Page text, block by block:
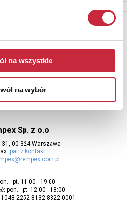
na wszystkie
na wybór
o nowych aukcjach, prosimy podać
adres e-mail
Sp. z o.o
31, 00-324 Warszawa
patrz kontakt
- pt. 11:00 - 19:00
pon. - pt. 12:00 - 18:00
2252 8132 8822 0001